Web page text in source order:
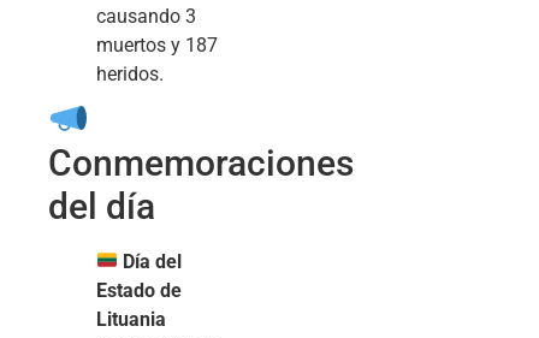
causando 3
muertos y 187
heridos.
Conmemoraciones
del día
Día del
Estado de
Lituania